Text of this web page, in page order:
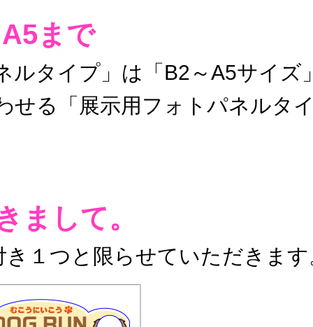
まで
ルタイプ」は「B2～A5サイズ
せる「展示用フォトパネルタ
まして。
１つと限らせていただきます